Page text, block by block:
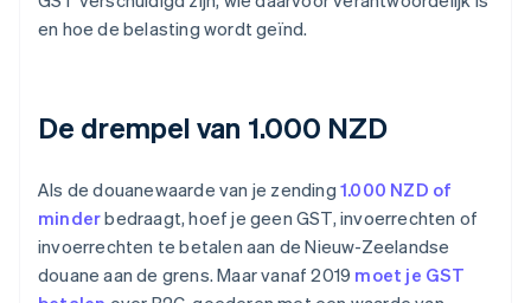
en hoe de belasting wordt geïnd.
De drempel van 1.000 NZD
Als de douanewaarde van je zending 1.000 NZD of
minderbedraagt, hoef je geen GST, invoerrechten of
invoerrechten te betalen aan de Nieuw-Zeelandse
douane aan de grens. Maar vanaf 2019 moet je GST